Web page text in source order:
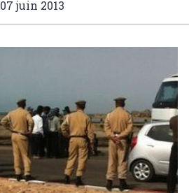
07 juin 2013